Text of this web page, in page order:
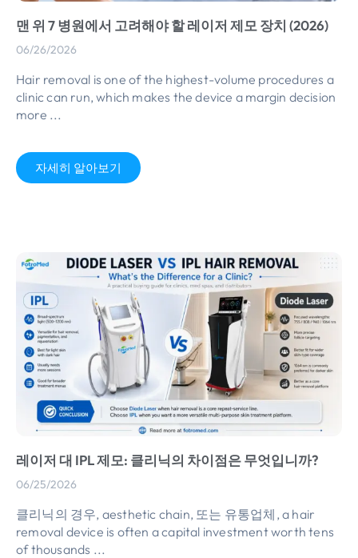
맨 위 7 병원에서 고려해야 할 레이저 제모 장치 (2026)
06/26/2026
Hair removal is one of the highest-volume procedures a
clinic can run,which makes the device a margin decision
more ...
자세히 알아보기
레이저 대 IPL 제모: 클리닉의 차이점은 무엇입니까?
06/25/2026
클리닉의 경우, aesthetic chain, 또는 유통업체,a hair
removal device is often a capital investment worth tens
of thousands ...